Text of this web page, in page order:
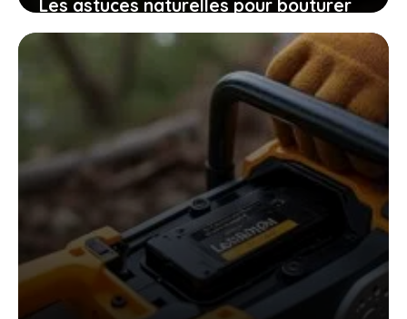
Les astuces naturelles pour bouturer
les patates douces et cultiver
facilement chez soi des plants
robustes